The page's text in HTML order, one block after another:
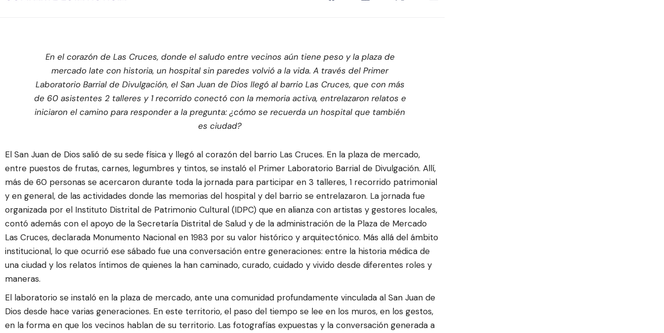
En el corazón de Las Cruces, donde el saludo entre vecinos aún tiene peso y la plaza de
mercado late con historia, un hospital sin paredes volvió a la vida. A través del Primer
Laboratorio Barrial de Divulgación, el San Juan de Dios llegó al barrio Las Cruces, que con más
de 60 asistentes 2 talleres y 1 recorrido conectó con la memoria activa, entrelazaron relatos e
iniciaron el camino para responder a la pregunta: ¿cómo se recuerda un hospital que también
es ciudad?
El San Juan de Dios salió de su sede física y llegó al corazón del barrio Las Cruces. En la plaza de mercado,
entre puestos de frutas, carnes, legumbres y tintos, se instaló el Primer Laboratorio Barrial de Divulgación. Allí,
más de 60 personas se acercaron durante toda la jornada para participar en 3 talleres, 1 recorrido patrimonial
y en general, de las actividades donde las memorias del hospital y del barrio se entrelazaron. La jornada fue
organizada por el Instituto Distrital de Patrimonio Cultural (IDPC) que en alianza con artistas y gestores locales,
contó además con el apoyo de la Secretaría Distrital de Salud y de la administración de la Plaza de Mercado
Las Cruces, declarada Monumento Nacional en 1983 por su valor histórico y arquitectónico. Más allá del ámbito
institucional, lo que ocurrió ese sábado fue una conversación entre generaciones: entre la historia médica de
una ciudad y los relatos íntimos de quienes la han caminado, curado, cuidado y vivido desde diferentes roles y
maneras.
El laboratorio se instaló en la plaza de mercado, ante una comunidad profundamente vinculada al San Juan de
Dios desde hace varias generaciones. En este territorio, el paso del tiempo se lee en los muros, en los gestos,
en la forma en que los vecinos hablan de su territorio. Las fotografías expuestas y la conversación generada a